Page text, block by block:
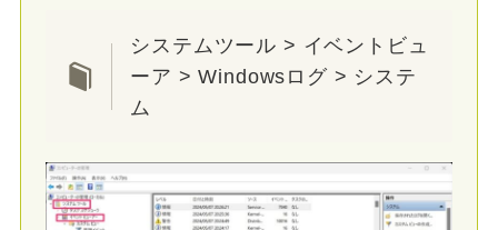
システムツール > イベントビュ
ーア > Windowsログ > システ
ム